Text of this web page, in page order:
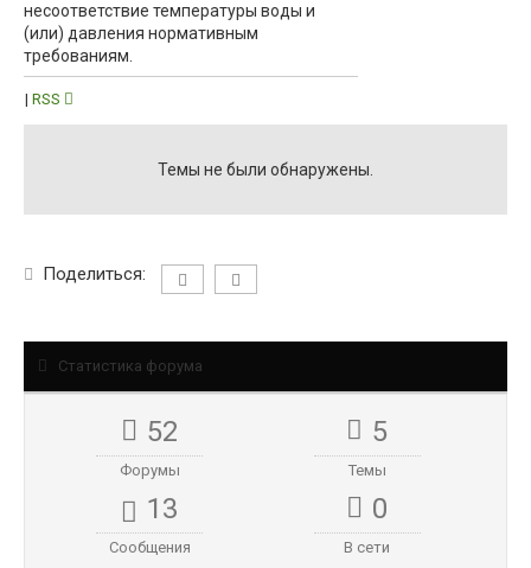
несоответствие температуры воды и
(или) давления нормативным
требованиям.
| RSS
Темы не были обнаружены.
Поделиться:
Статистика форума
52
Форумы
5
Темы
13
Сообщения
0
В сети